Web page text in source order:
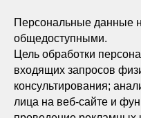
Персональные данные
общедоступными.
Цель обработки
входящих запросов
консультирования;
лица на веб-сайте и